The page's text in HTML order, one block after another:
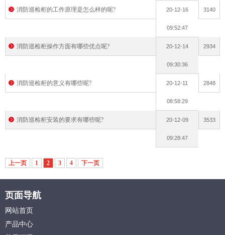
消防巡检柜的工作原理是怎么样的呢? 20-12-16
09:52:47
3140
消防巡检柜操作方面有哪些优点呢? 20-12-14
09:30:36
2934
消防巡检柜的意义有哪些呢? 20-12-11
08:58:29
2848
消防巡检柜安装的要求有哪些呢? 20-12-09
09:28:47
3533
上一页 1 2 3 4 下一页
页面导航
网站首页
产品中心